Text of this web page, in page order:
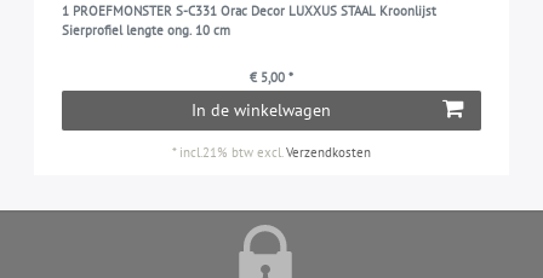
1 PROEFMONSTER S-C331 Orac Decor LUXXUS STAAL Kroonlijst
Sierprofiel lengte ong. 10 cm
€ 5,00 *
In de winkelwagen
* incl.21% btw excl. Verzendkosten